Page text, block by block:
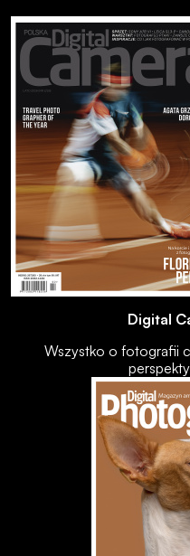
Digital
Wszystko o fotografii